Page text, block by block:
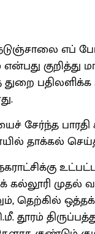
எப்
குறித்து
சேர்ந்த
தாக்கல்
முதல்
தெற்கில்
தூரம்